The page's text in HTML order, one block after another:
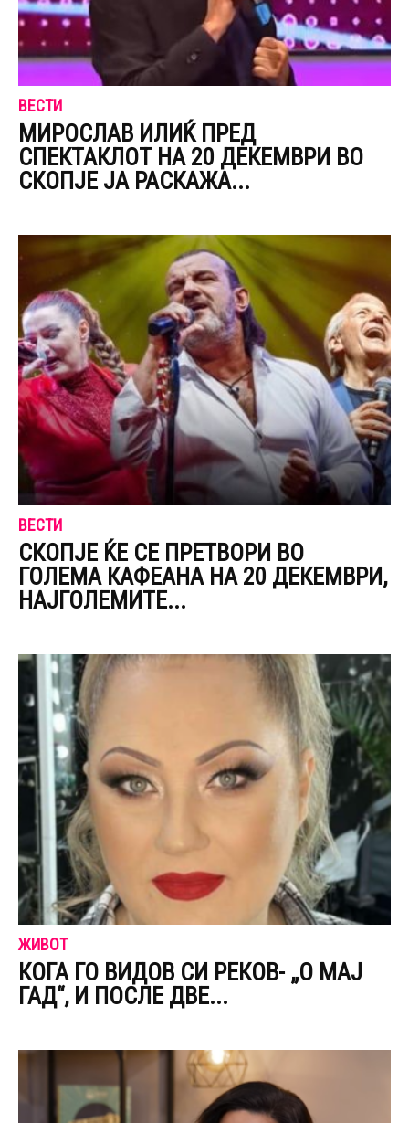
ВЕСТИ
МИРОСЛАВ ИЛИЌ ПРЕД
СПЕКТАКЛОТ НА 20 ДЕКЕМВРИ ВО
СКОПЈЕ ЈА РАСКАЖА...
ВЕСТИ
СКОПЈЕ ЌЕ СЕ ПРЕТВОРИ ВО
ГОЛЕМА КАФЕАНА НА 20 ДЕКЕМВРИ,
НАЈГОЛЕМИТЕ...
ЖИВОТ
КОГА ГО ВИДОВ СИ РЕКОВ- „О МАЈ
ГАД“, И ПОСЛЕ ДВЕ...